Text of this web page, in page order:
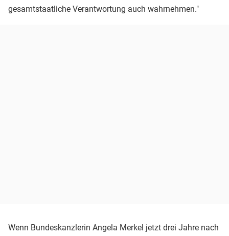
gesamtstaatliche Verantwortung auch wahrnehmen."
Wenn Bundeskanzlerin Angela Merkel jetzt drei Jahre nach